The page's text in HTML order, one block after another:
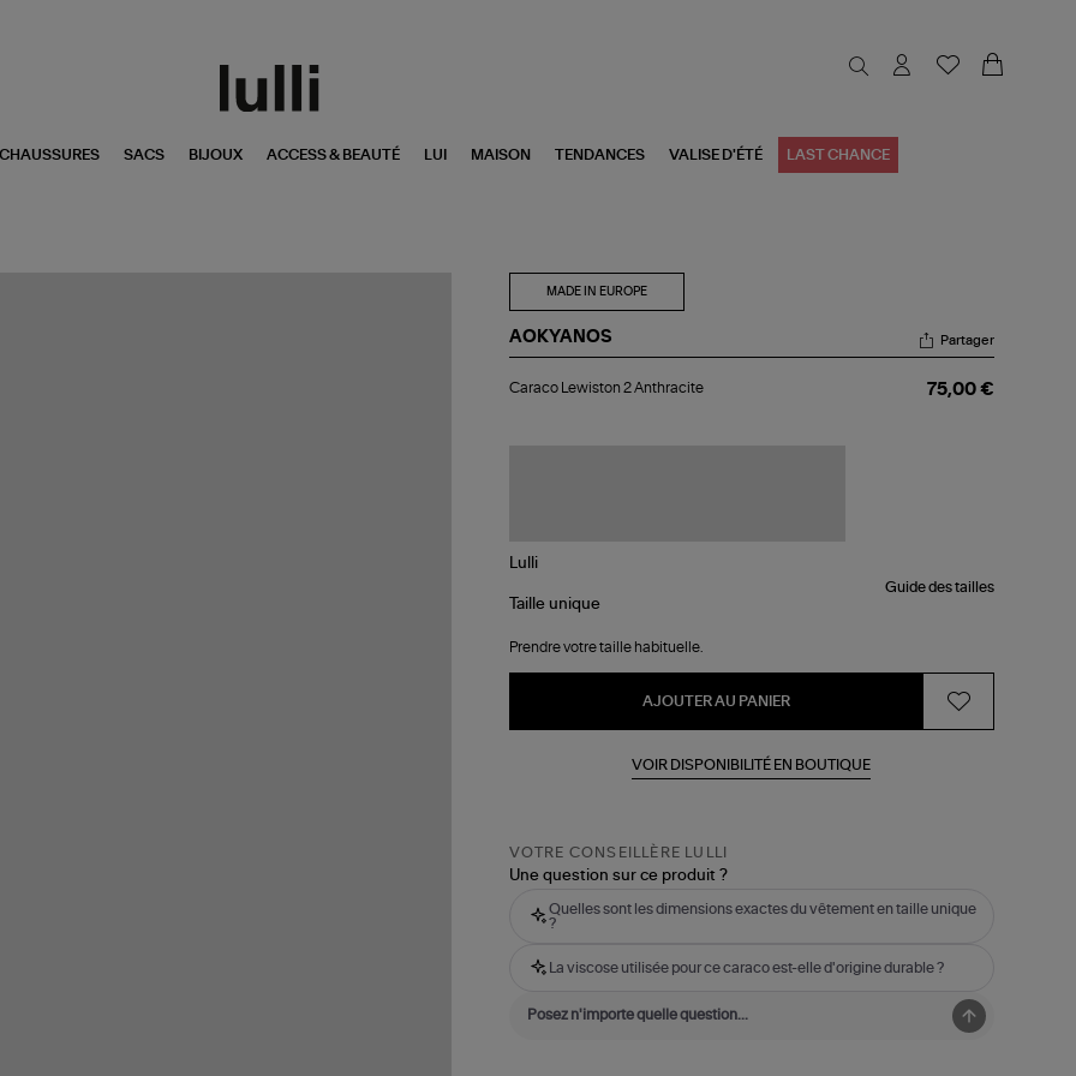
CHAUSSURES SACS BIJOUX ACCESS & BEAUTÉ LUI MAISON TENDANCES VALISE D'ÉTÉ LAST CHANCE
MADE IN EUROPE
AOKYANOS
Lewiston
Partager
Caraco Lewiston 2 Anthracite 75,00 €
Guide des tailles
Taille unique
Prendre votre taille habituelle.
AJOUTER AU PANIER
VOIR DISPONIBILITÉ EN BOUTIQUE
VOTRE CONSEILLÈRE LULLI
Une question sur ce produit ?
Quelles sont les dimensions exactes du vêtement en taille unique
?
La viscose utilisée pour ce caraco est-elle d'origine durable ?